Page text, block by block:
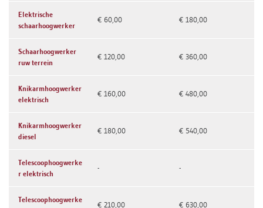
Elektrische
schaarhoogwerker
€ 60,00 € 180,00
Schaarhoogwerker
ruw terrein
€ 120,00 € 360,00
Knikarmhoogwerker
elektrisch
€ 160,00 € 480,00
Knikarmhoogwerker
diesel
€ 180,00 € 540,00
Telescoophoogwerke
r elektrisch
- -
Telescoophoogwerke
€ 210,00 € 630,00